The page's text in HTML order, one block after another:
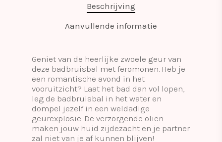
Beschrijving
Aanvullende informatie
Geniet van de heerlijke zwoele geur van
deze badbruisbal met feromonen. Heb je
een romantische avond in het
vooruitzicht? Laat het bad dan vol lopen,
leg de badbruisbal in het water en
dompel jezelf in een weldadige
geurexplosie. De verzorgende oliën
maken jouw huid zijdezacht en je partner
zal niet van je af kunnen blijven!